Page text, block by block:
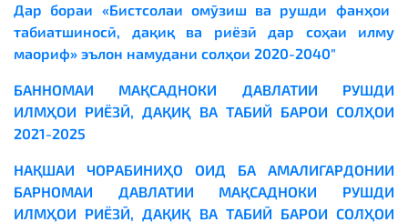
Дар бораи «Бистсолаи омӯзиш ва рушди фанҳои
табиатшиносӣ, дақиқ ва риёзӣ дар соҳаи илму
маориф» эълон намудани солҳои 2020-2040"
БАННОМАИ МАҚСАДНОКИ ДАВЛАТИИ РУШДИ
ИЛМҲОИ РИЁЗӢ, ДАҚИҚ ВА ТАБИЙ БАРОИ СОЛҲОИ
2021-2025
НАҚШАИ ЧОРАБИНИҲО ОИД БА АМАЛИГАРДОНИИ
БАРНОМАИ ДАВЛАТИИ МАҚСАДНОКИ РУШДИ
ИЛМҲОИ РИЁЗӢ, ДАҚИҚ ВА ТАБИӢ БАРОИ СОЛҲОИ